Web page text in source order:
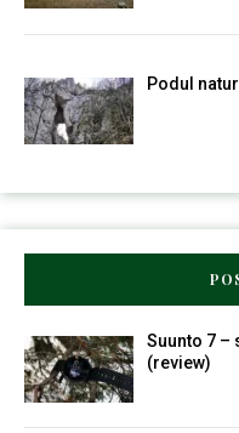
Podul
Suunto 7 –
(review)